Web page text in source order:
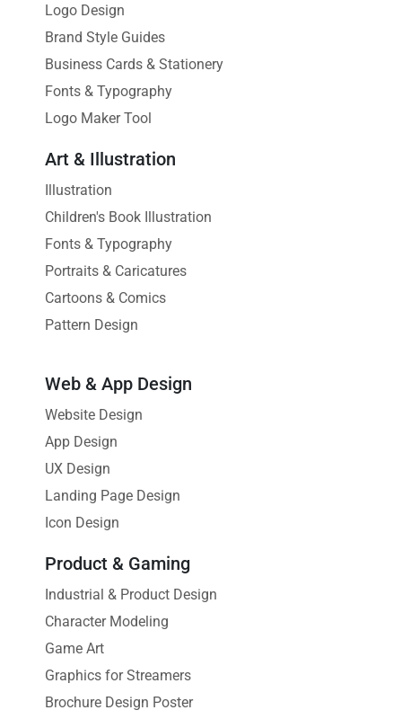
Logo Design
Brand Style Guides
Business Cards & Stationery
Fonts & Typography
Logo Maker Tool
Art & Illustration
Illustration
Children's Book Illustration
Fonts & Typography
Portraits & Caricatures
Cartoons & Comics
Pattern Design
Web & App Design
Website Design
App Design
UX Design
Landing Page Design
Icon Design
Product & Gaming
Industrial & Product Design
Character Modeling
Game Art
Graphics for Streamers
Brochure Design Poster